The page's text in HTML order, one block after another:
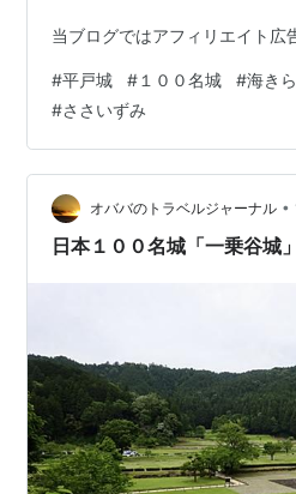
当ブログではアフィリエイト広
#平戸城 # １００名城 #海き
#ささいずみ
オババのトラベルジャーナル •
日本１００名城「一乗谷城」